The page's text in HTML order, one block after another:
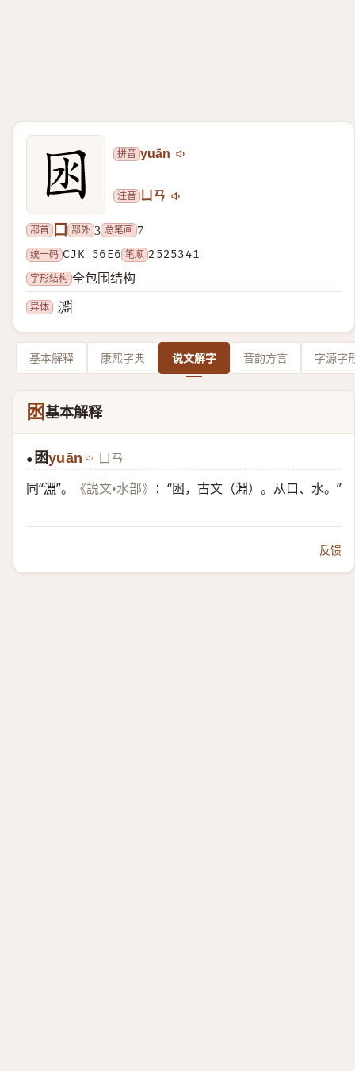
拼音 yuān
注音 ㄩㄢ
部首 囗 部外 3 总笔画 7
统一码 CJK 56E6 笔顺 2525341
字形结构 全包围结构
异体
基本解释 康熙字典 说文解字 音韵方言 字源字
囦基本解释
● 囦yuān ㄩㄢ
同“淵”。 《説文•水部》 ：“囦，古文（淵）。从口、水。”
反馈